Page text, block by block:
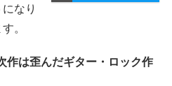
なり
。
は歪んだギター・ロック作